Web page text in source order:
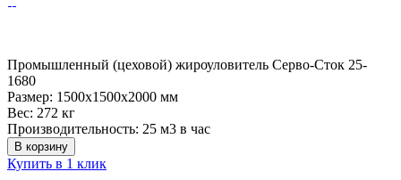
Промышленный (цеховой) жироуловитель Серво-Сток 25-
1680
Размер: 1500x1500x2000 мм
Вес: 272 кг
Производительность: 25 м3 в час
В корзину
Купить в 1 клик